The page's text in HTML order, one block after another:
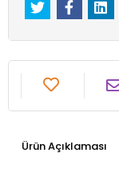
Ürün Açıklaması